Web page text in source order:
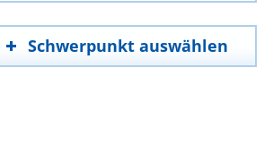
Schwerpunkt auswählen